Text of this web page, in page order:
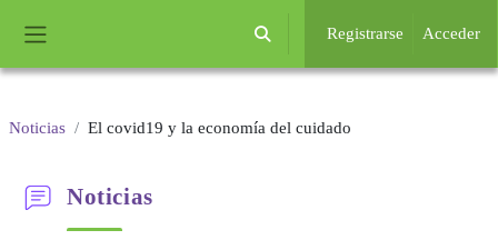
Selector de búsqueda de entrada
Registrarse Acceder
Noticias El covid19 y la economía del cuidado
Noticias